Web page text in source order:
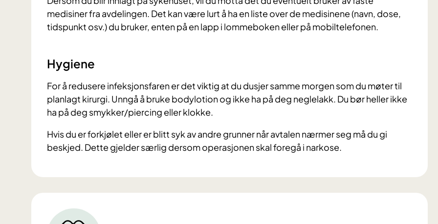
medisiner fra avdelingen. Det kan være lurt å ha en liste over de medisinene (navn, dose,
tidspunkt osv.) du bruker, enten på en lapp i lommeboken eller på mobiltelefonen.
Hygiene
For å redusere infeksjonsfaren er det viktig at du dusjer samme morgen som du møter til
planlagt kirurgi. Unngå å bruke bodylotion og ikke ha på deg neglelakk. Du bør heller ikke
ha på deg smykker/piercing eller klokke.
Hvis du er forkjølet eller er blitt syk av andre grunner når avtalen nærmer seg må du gi
beskjed. Dette gjelder særlig dersom operasjonen skal foregå i narkose.